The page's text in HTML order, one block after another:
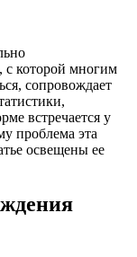
с которой многим
сопровождает
встречается у
проблема эта
освещены ее